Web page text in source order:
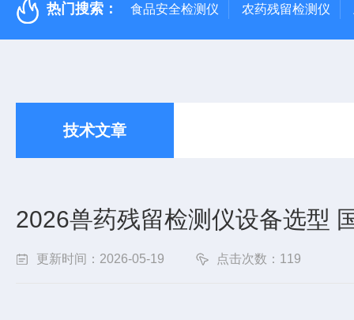
热门搜索： 食品安全检测仪 农药残留检测仪
技术文章
2026兽药残留检测仪设备选型
更新时间：2026-05-19 点击次数：119